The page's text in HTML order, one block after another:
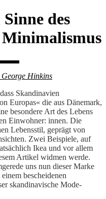
des
Hinkins
Skandinavien
Europas« die aus Dänemark,
besondere Art des Lebens
Einwohner: innen. Die
Lebensstil, geprägt von
Zwei Beispiele, auf
Ikea und vor allem
Artikel widmen werde.
uns nun dieser Marke
bescheidenen
skandinavische Mode-